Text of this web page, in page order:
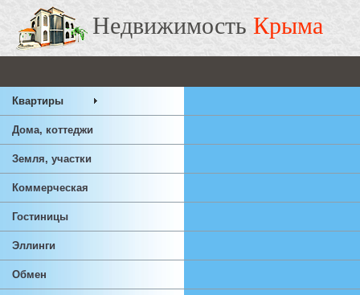
Недвижимость Крыма
Квартиры
Дома, коттеджи
Земля, участки
Коммерческая
Гостиницы
Эллинги
Обмен